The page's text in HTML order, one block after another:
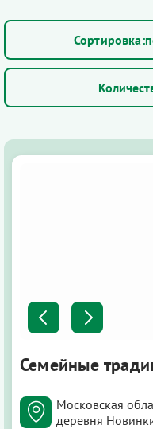
Семейные
Московская
деревня